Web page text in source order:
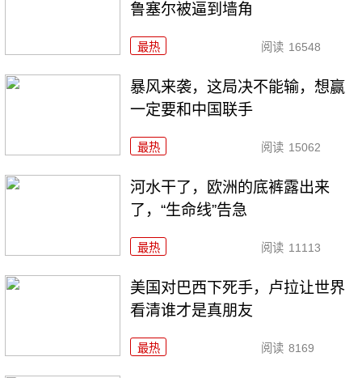
鲁塞尔被逼到墙角
最热 阅读 16548
暴风来袭，这局决不能输，想赢
一定要和中国联手
最热 阅读 15062
河水干了，欧洲的底裤露出来
了，“生命线”告急
最热 阅读 11113
美国对巴西下死手，卢拉让世界
看清谁才是真朋友
最热 阅读 8169